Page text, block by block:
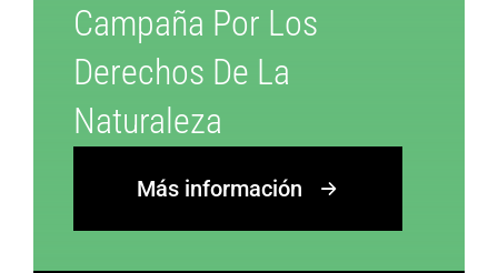
Campaña Por Los
Derechos De La
Naturaleza
Más información